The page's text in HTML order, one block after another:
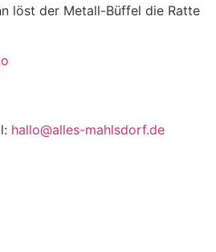
löst der Metall-Büffel die Ratte
hallo@alles-mahlsdorf.de